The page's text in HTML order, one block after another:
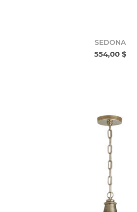
SEDONA
554,00 $